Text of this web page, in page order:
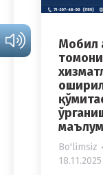
Мобил
Bo'limsiz
18.11.2025